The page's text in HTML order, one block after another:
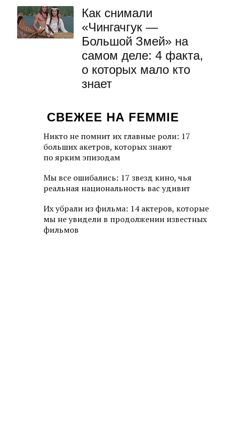
Как снимали
«Чингачгук —
Большой Змей» на
самом деле: 4 факта,
о которых мало кто
знает
СВЕЖЕЕ НА FEMMIE
Никто не помнит их главные роли: 17
больших акетров, которых знают
по ярким эпизодам
Мы все ошибались: 17 звезд кино, чья
реальная национальность вас удивит
Их убрали из фильма: 14 актеров, которые
мы не увидели в продолжении известных
фильмов